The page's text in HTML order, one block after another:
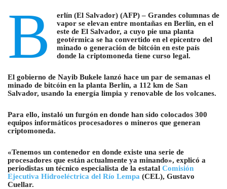
B
erlín (El Salvador) (AFP) – Grandes columnas de
vapor se elevan entre montañas en Berlín, en el
este de El Salvador, a cuyo pie una planta
geotérmica se ha convertido en el epicentro del
minado o generación de bitcóin en este país
donde la criptomoneda tiene curso legal.
El gobierno de Nayib Bukele lanzó hace un par de semanas el
minado de bitcóin en la planta Berlín, a 112 km de San
Salvador, usando la energía limpia y renovable de los volcanes.
Para ello, instaló un furgón en donde han sido colocados 300
equipos informáticos procesadores o mineros que generan
criptomoneda.
«Tenemos un contenedor en donde existe una serie de
procesadores que están actualmente ya minando», explicó a
periodistas un técnico especialista de la estatal Comisión
Ejecutiva Hidroeléctrica del Río Lempa (CEL), Gustavo
Cuellar.